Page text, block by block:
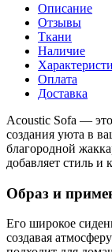
Описание
Отзывы
Ткани
Наличие
Оплата
Доставка
Acoustic Sofa — это
создания уюта в
благородной
добавляет стиль и
Образ и
Его широкое
создавая